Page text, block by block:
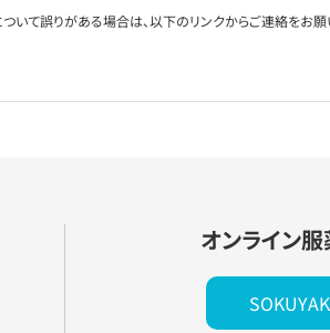
いて誤りがある場合は、以下のリンクからご連絡をお願
オンライン